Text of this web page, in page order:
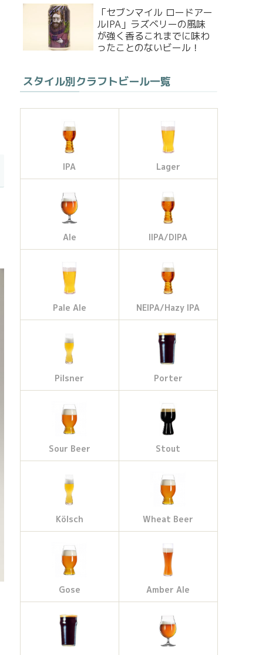
「セブンマイル ロードアー
ルIPA」ラズベリーの風味
が強く香るこれまでに味わ
ったことのないビール！
スタイル別クラフトビール一覧
IPA Lager
Ale IIPA/DIPA
Pale Ale NEIPA/Hazy IPA
Pilsner Porter
Sour Beer Stout
Kölsch Wheat Beer
Gose Amber Ale